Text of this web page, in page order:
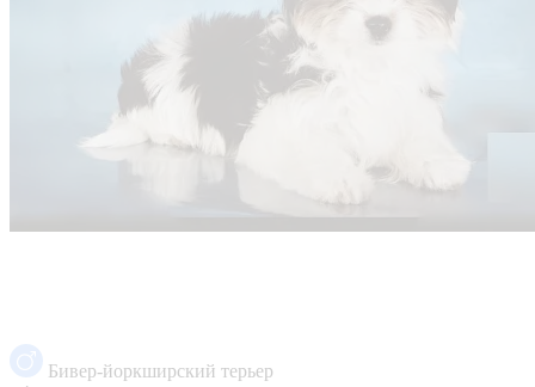
Бивер-йоркширский терьер